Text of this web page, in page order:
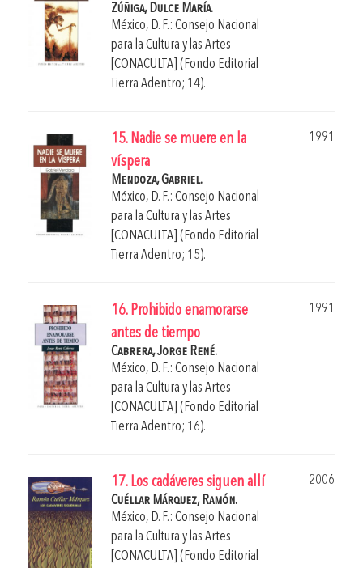
Zúñiga, Dulce María.
México, D. F.: Consejo Nacional
para la Cultura y las Artes
[CONACULTA] (Fondo Editorial
Tierra Adentro; 14).
15. Nadie se muere en la
víspera
1991
Mendoza, Gabriel.
México, D. F.: Consejo Nacional
para la Cultura y las Artes
[CONACULTA] (Fondo Editorial
Tierra Adentro; 15).
16. Prohibido enamorarse
antes de tiempo
1991
Cabrera, Jorge René.
México, D. F.: Consejo Nacional
para la Cultura y las Artes
[CONACULTA] (Fondo Editorial
Tierra Adentro; 16).
17. Los cadáveres siguen allí
2006
Cuéllar Márquez, Ramón.
México, D. F.: Consejo Nacional
para la Cultura y las Artes
[CONACULTA] (Fondo Editorial